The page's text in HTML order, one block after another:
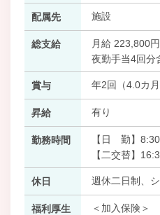
配属先 施設
総支給
月給 223,800
夜勤手当4回分
賞与 年2回（4.0カ月
昇給 有り
勤務時間
【日 勤】
【二交替】
休日 週休二日制、
福利厚生
＜加入保険＞